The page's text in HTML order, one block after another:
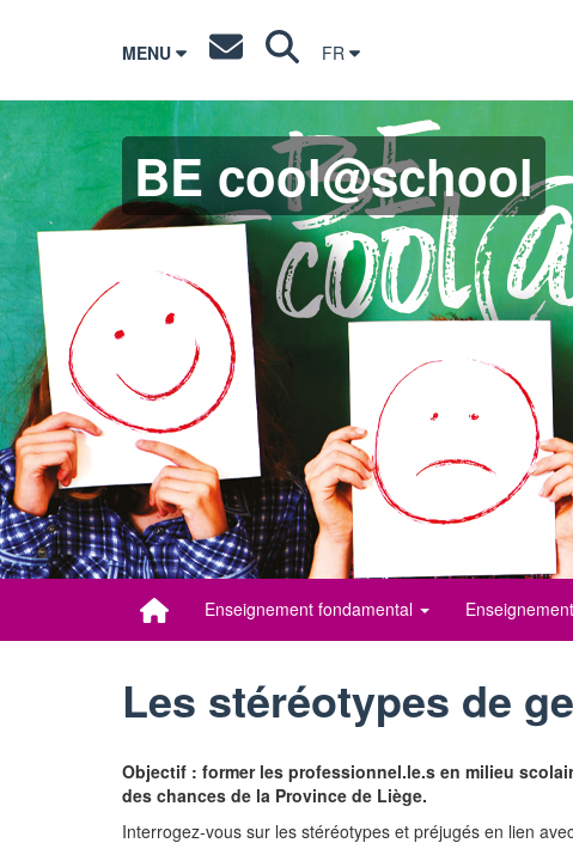
MENU FR
BE cool@school
Enseignement fondamental
Les stéréotypes de
Objectif : former les professionnel.le.s en milieu
des chances de la Province de Liège.
Interrogez-vous sur les stéréotypes et préjugés en lien